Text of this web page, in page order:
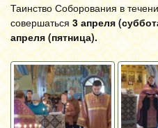
Таинство Соборования в
совершаться 3 апреля
апреля (пятница).